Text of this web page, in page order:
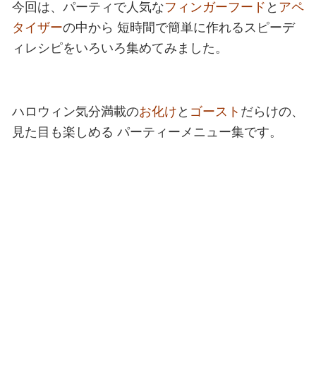
今回は、パーティで人気なフィンガーフード と アペ
タイザーの中から 短時間で簡単に作れるスピーデ
ィレシピをいろいろ集めてみました。
ハロウィン気分満載のお化けと ゴースト だらけの、
見た目も楽しめる パーティーメニュー集です。